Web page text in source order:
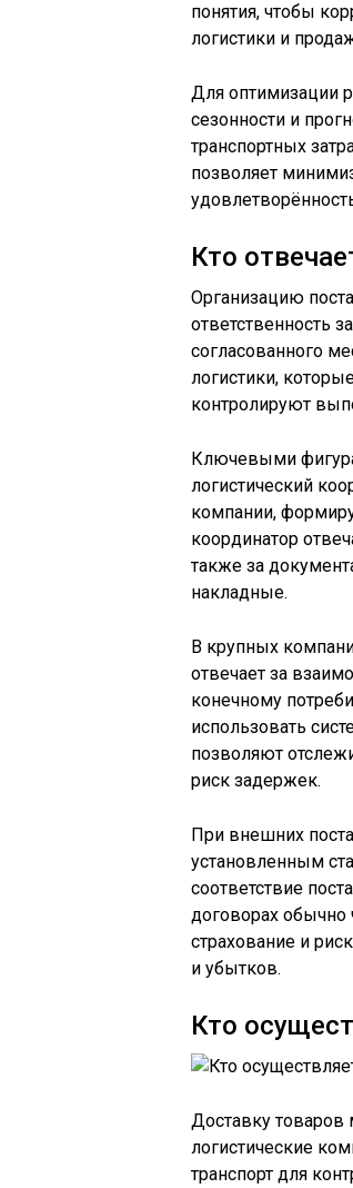
понятия, чтобы
логистики и
Для оптимизации
сезонности и
транспортных
позволяет
Кто
Организацию
ответственность
согласованного
логистики,
контролируют
Ключевыми
логистический
компании,
координатор
также за
накладные.
В крупных
отвечает за
конечному
использовать
позволяют
риск задержек.
При внешних
установленным
соответствие
договорах обычно
страхование и
и убытков.
Кто
Доставку товаров
логистические
транспорт для